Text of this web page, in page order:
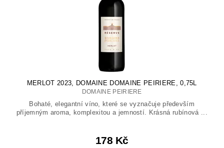
MERLOT 2023, DOMAINE DOMAINE PEIRIERE, 0,75L
DOMAINE PEIRIERE
Bohaté, elegantní víno, které se vyznačuje především
příjemným aroma, komplexitou a jemností. Krásná rubínová ...
178 Kč